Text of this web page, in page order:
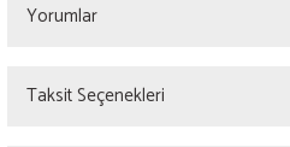
Yorumlar
Taksit Seçenekleri